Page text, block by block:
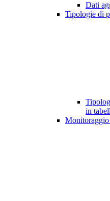
Dati
Tipologie di
in